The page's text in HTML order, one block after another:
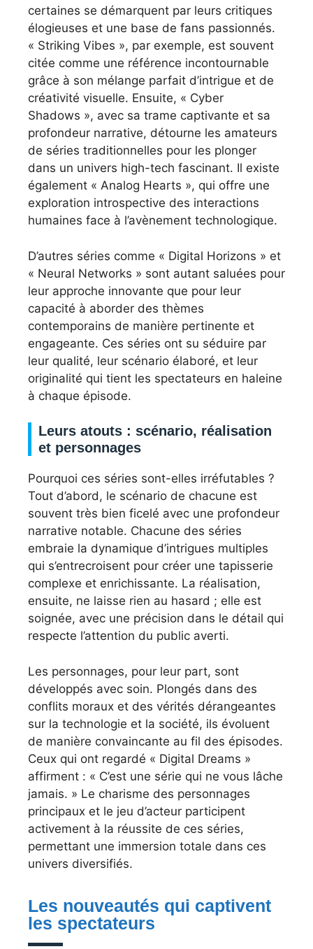
certaines se démarquent par leurs critiques
élogieuses et une base de fans passionnés.
« Striking Vibes », par exemple, est souvent
citée comme une référence incontournable
grâce à son mélange parfait d’intrigue et de
créativité visuelle. Ensuite, « Cyber
Shadows », avec sa trame captivante et sa
profondeur narrative, détourne les amateurs
de séries traditionnelles pour les plonger
dans un univers high-tech fascinant. Il existe
également « Analog Hearts », qui offre une
exploration introspective des interactions
humaines face à l’avènement technologique.
D’autres séries comme « Digital Horizons » et
« Neural Networks » sont autant saluées pour
leur approche innovante que pour leur
capacité à aborder des thèmes
contemporains de manière pertinente et
engageante. Ces séries ont su séduire par
leur qualité, leur scénario élaboré, et leur
originalité qui tient les spectateurs en haleine
à chaque épisode.
Leurs atouts : scénario, réalisation
et personnages
Pourquoi ces séries sont-elles irréfutables ?
Tout d’abord, le scénario de chacune est
souvent très bien ficelé avec une profondeur
narrative notable. Chacune des séries
embraie la dynamique d’intrigues multiples
qui s’entrecroisent pour créer une tapisserie
complexe et enrichissante. La réalisation,
ensuite, ne laisse rien au hasard ; elle est
soignée, avec une précision dans le détail qui
respecte l’attention du public averti.
Les personnages, pour leur part, sont
développés avec soin. Plongés dans des
conflits moraux et des vérités dérangeantes
sur la technologie et la société, ils évoluent
de manière convaincante au fil des épisodes.
Ceux qui ont regardé « Digital Dreams »
affirment : « C’est une série qui ne vous lâche
jamais. » Le charisme des personnages
principaux et le jeu d’acteur participent
activement à la réussite de ces séries,
permettant une immersion totale dans ces
univers diversifiés.
Les nouveautés qui captivent
les spectateurs